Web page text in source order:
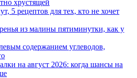
хрустящей
5 рецептов для тех, кто не хочет
из малины пятиминутки, как у
содержанием углеводов,
на август 2026: когда шансы на